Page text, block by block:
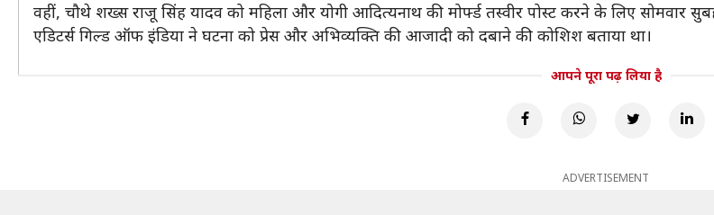
वहीं, चौथे शख्स राजू सिंह यादव को महिला और योगी आदित्यनाथ की मोर्फ्ड तस्वीर पोस्ट करने के लिए सोमवार
एडिटर्स गिल्ड ऑफ इंडिया ने घटना को प्रेस और अभिव्यक्ति की आजादी को दबाने की कोशिश बताया था।
आपने पूरा पढ़ लिया है
ADVERTISEMENT